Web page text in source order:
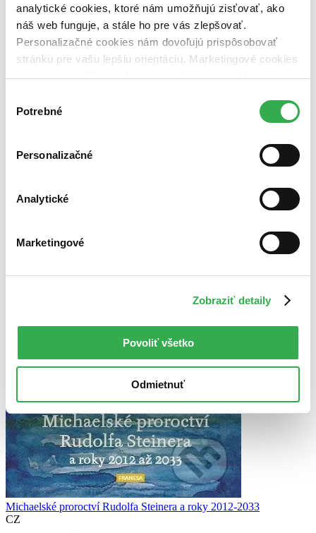
analytické cookies, ktoré nám umožňujú zisťovať, ako
náš web funguje, a stále ho pre vás zlepšovať.
Personalizačné cookies nám dovoľujú prispôsobovať
stránku pre vašu lepšiu orientáciu. Marketingové cookies
nám zas umožňujú zobrazenie relevantnej reklamy.
nám pomohlo, keby sme mohli používať všetky tieto
súhlasu
Potrebné
Personalizačné
Analytické
Marketingové
Zobraziť detaily
Povoliť všetko
Odmietnuť
Zoradiť
Bestsellery
Najdrahšie
Michaelské proroctví Rudolfa Steinera a roky 2012-2033
CZ